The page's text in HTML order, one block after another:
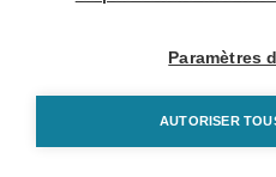
Paramètres
AUTORISER